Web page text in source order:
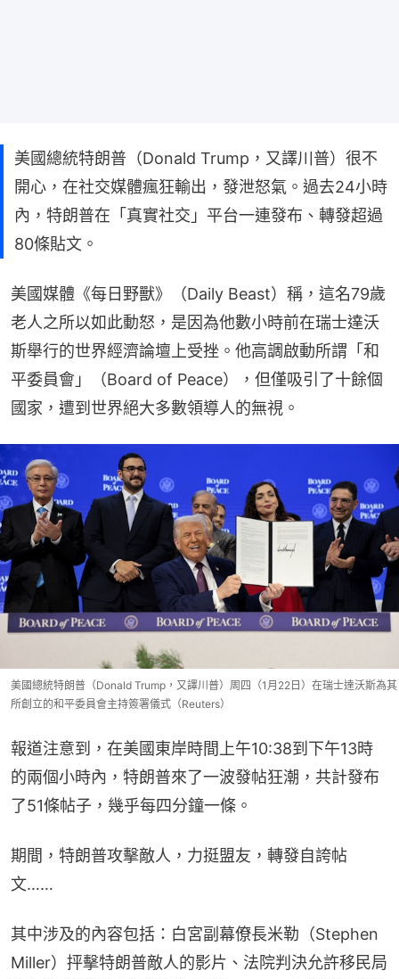
美國總統特朗普（Donald Trump，又譯川普）很不
開心，在社交媒體瘋狂輸出，發泄怒氣。過去24小時
內，特朗普在「真實社交」平台一連發布、轉發超過
80條貼文。
美國媒體《每日野獸》（Daily Beast）稱，這名79歲
老人之所以如此動怒，是因為他數小時前在瑞士達沃
斯舉行的世界經濟論壇上受挫。他高調啟動所謂「和
平委員會」（Board of Peace），但僅吸引了十餘個
國家，遭到世界絕大多數領導人的無視。
美國總統特朗普（Donald Trump，又譯川普）周四（1月22日）在瑞士達沃斯為其
所創立的和平委員會主持簽署儀式（Reuters）
報道注意到，在美國東岸時間上午10:38到下午13時
的兩個小時內，特朗普來了一波發帖狂潮，共計發布
了51條帖子，幾乎每四分鐘一條。
期間，特朗普攻擊敵人，力挺盟友，轉發自誇帖
文……
其中涉及的內容包括：白宮副幕僚長米勒（Stephen
Miller）抨擊特朗普敵人的影片、法院判決允許移民局